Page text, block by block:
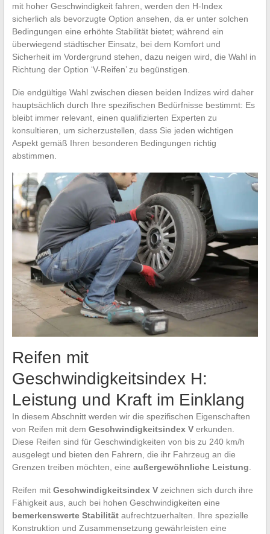
mit hoher Geschwindigkeit fahren, werden den H-Index
sicherlich als bevorzugte Option ansehen, da er unter solchen
Bedingungen eine erhöhte Stabilität bietet; während ein
überwiegend städtischer Einsatz, bei dem Komfort und
Sicherheit im Vordergrund stehen, dazu neigen wird, die Wahl in
Richtung der Option ‘V-Reifen’ zu begünstigen.
Die endgültige Wahl zwischen diesen beiden Indizes wird daher
hauptsächlich durch Ihre spezifischen Bedürfnisse bestimmt: Es
bleibt immer relevant, einen qualifizierten Experten zu
konsultieren, um sicherzustellen, dass Sie jeden wichtigen
Aspekt gemäß Ihren besonderen Bedingungen richtig
abstimmen.
Reifen mit
Geschwindigkeitsindex H:
Leistung und Kraft im Einklang
In diesem Abschnitt werden wir die spezifischen Eigenschaften
von Reifen mit dem Geschwindigkeitsindex Verkunden.
Diese Reifen sind für Geschwindigkeiten von bis zu 240 km/h
ausgelegt und bieten den Fahrern, die ihr Fahrzeug an die
Grenzen treiben möchten, eine außergewöhnliche Leistung
Reifen mit Geschwindigkeitsindex Vzeichnen sich durch ihre
Fähigkeit aus, auch bei hohen Geschwindigkeiten eine
bemerkenswerte Stabilitätaufrechtzuerhalten. Ihre spezielle
Konstruktion und Zusammensetzung gewährleisten eine